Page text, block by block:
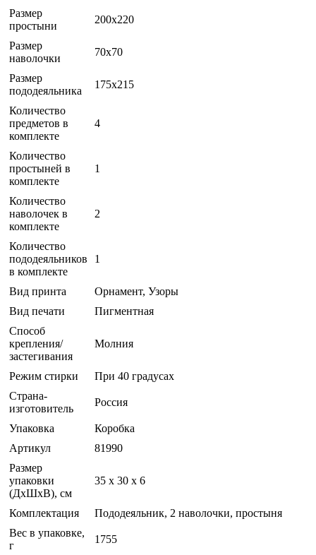
Размер
простыни
200x220
Размер
наволочки
70x70
Размер
пододеяльника
175x215
Количество
предметов в
комплекте
4
Количество
простыней в
комплекте
1
Количество
наволочек в
комплекте
2
Количество
пододеяльников
в комплекте
1
Вид принта
Орнамент, Узоры
Вид печати
Пигментная
Способ
крепления/
застегивания
Молния
Режим стирки
При 40 градусах
Страна-
изготовитель
Россия
Упаковка
Коробка
Артикул
81990
Размер
упаковки
(ДхШхВ), см
35 x 30 x 6
Комплектация
Пододеяльник, 2 наволочки, простыня
Вес в упаковке,
г
1755